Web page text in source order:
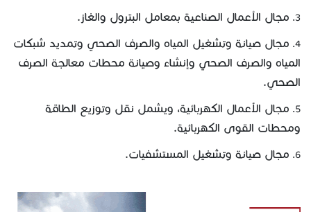
مجال الأعمال الصناعية بمعامل البترول والغاز.
مجال صيانة وتشغيل المياه والصرف الصحي وتمديد شبكات
المياه والصرف الصحي وإنشاء وصيانة محطات معالجة الصرف
الصحي.
مجال الأعمال الكهربائية، ويشمل نقل وتوزيع الطاقة
ومحطات القوى الكهربائية.
مجال صيانة وتشغيل المستشفيات.